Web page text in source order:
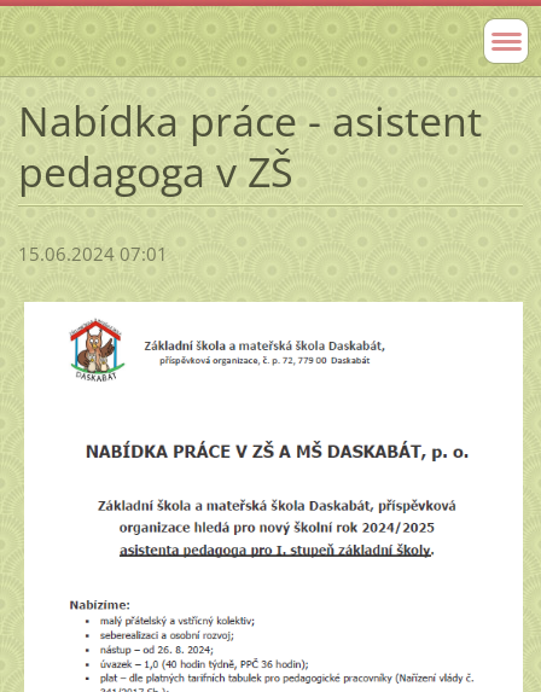
Nabídka práce - asistent
pedagoga v ZŠ
15.06.2024 07:01